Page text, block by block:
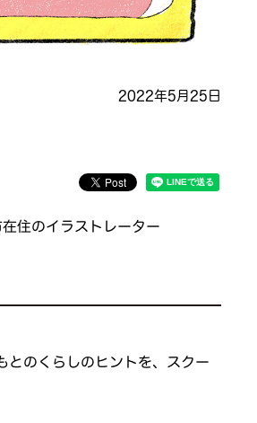
2022年5月25日
住のイラストレーター
とのくらしのヒントを、スクー